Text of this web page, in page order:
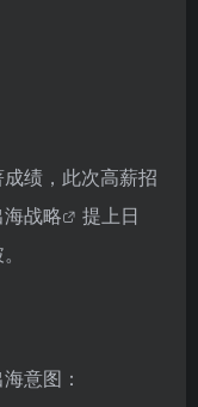
绩，此次高薪招
海战略
提上日
意图：